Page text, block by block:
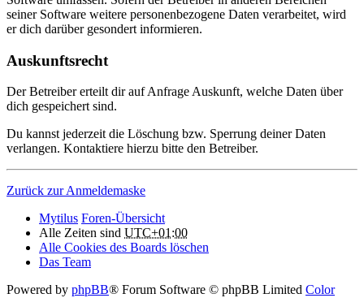
seiner Software weitere personenbezogene Daten verarbeitet, wird
er dich darüber gesondert informieren.
Auskunftsrecht
Der Betreiber erteilt dir auf Anfrage Auskunft, welche Daten über
dich gespeichert sind.
Du kannst jederzeit die Löschung bzw. Sperrung deiner Daten
verlangen. Kontaktiere hierzu bitte den Betreiber.
Zurück zur Anmeldemaske
Mytilus Foren-Übersicht
Alle Zeiten sind UTC+01:00
Alle Cookies des Boards löschen
Das Team
Powered by phpBB® Forum Software © phpBB Limited Color